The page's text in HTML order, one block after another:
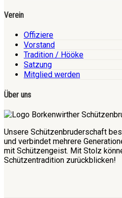
Verein
Offiziere
Vorstand
Tradition / Hööke
Satzung
Mitglied werden
Über uns
Unsere Schützenbruderschaft
und verbindet mehrere
mit Schützengeist. Mit Stolz
Schützentradition zurückblicken!